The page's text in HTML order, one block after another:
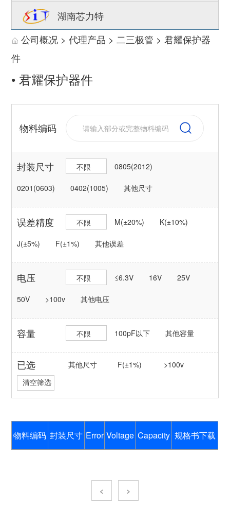
湖南芯力特
公司概况 >代理产品 > 二三极管 > 君耀保护器
件
• 君耀保护器件
物料编码
封装尺寸 不限 0805(2012)
0201(0603) 0402(1005) 其他尺寸
误差精度 不限 M(±20%) K(±10%)
J(±5%) F(±1%) 其他误差
电压 不限 ≤6.3V 16V 25V
50V >100v 其他电压
容量 不限 100pF以下 其他容量
已选 其他尺寸 F(±1%)
>100v
清空筛选
物料编码 封装尺寸 Error Voltage Capacity 规格书下载
< >